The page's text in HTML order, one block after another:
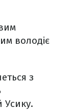
володіє
з
Усику.